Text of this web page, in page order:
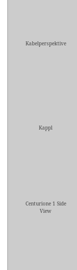
Kabelperspektive
Kappl
Centurione 1 Side
View